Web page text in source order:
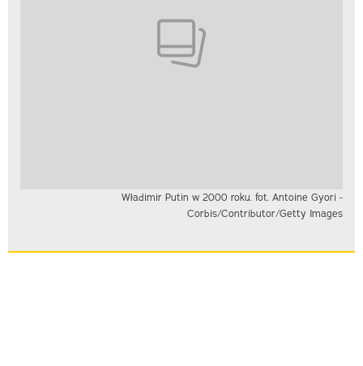
Władimir Putin w 2000 roku. fot. Antoine Gyori -
Corbis/Contributor/Getty Images